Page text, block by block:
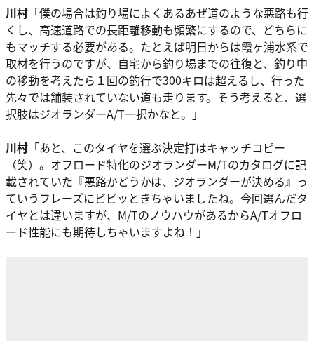
川村 「僕の場合は釣り場によくあるあぜ道のような悪路も行
くし、高速道路での長距離移動も頻繁にするので、どちらに
もマッチする必要がある。たとえば明日からは霞ヶ浦水系で
取材を行うのですが、自宅から釣り場までの往復と、釣り中
の移動を考えたら１回の釣行で300キロは超えるし、行った
先々では舗装されていない道も走ります。そう考えると、 選
択肢はジオランダーA/T一択かなと。」
川村 「あと、このタイヤを選ぶ決定打はキャッチコピー
（笑）。オフロード特化のジオランダーM/Tのカタログに記
載されていた 『悪路かどうかは、ジオランダーが決める』 っ
ていうフレーズにビビッときちゃいましたね。今回選んだタ
イヤとは違いますが、M/TのノウハウがあるからA/Tオフロ
ード性能にも期待しちゃいますよね！」